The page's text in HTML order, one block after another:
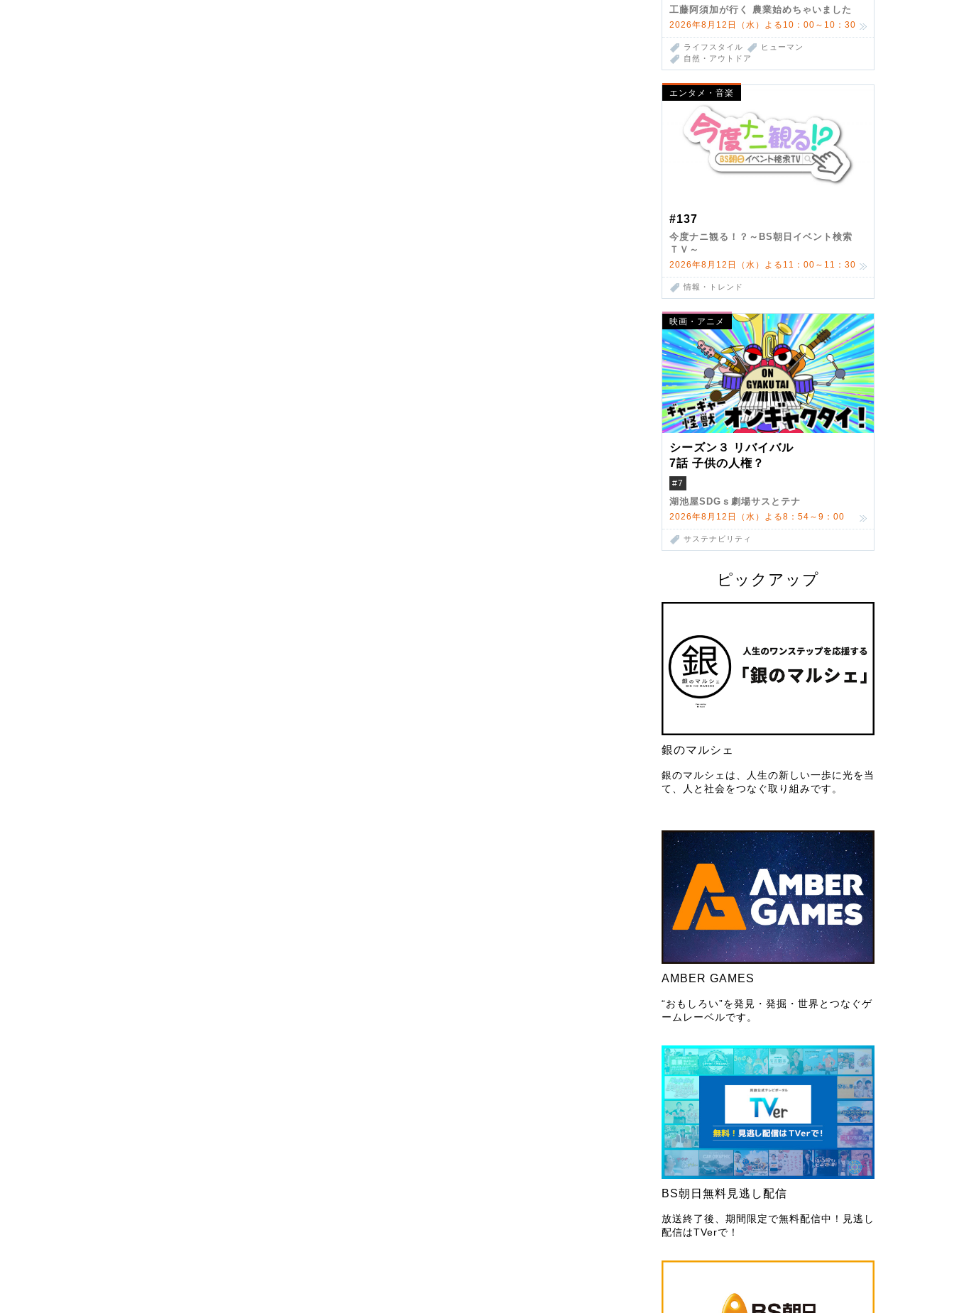
工藤阿須加が行く 農業始めちゃいました
2026年8月12日（水）よる10：00～10：30
ライフスタイル
ヒューマン
自然・アウトドア
エンタメ・音楽
#137
今度ナニ観る！？～BS朝日イベント検索
ＴＶ～
2026年8月12日（水）よる11：00～11：30
情報・トレンド
映画・アニメ
シーズン３ リバイバル
7話 子供の人権？
#7
湖池屋SDGｓ劇場サスとテナ
2026年8月12日（水）よる8：54～9：00
サステナビリティ
ピックアップ
銀のマルシェ
銀のマルシェは、人生の新しい一歩に光を当
て、人と社会をつなぐ取り組みです。
AMBER GAMES
“おもしろい”を発見・発掘・世界とつなぐゲ
ームレーベルです。
BS朝日無料見逃し配信
放送終了後、期間限定で無料配信中！見逃し
配信はTVerで！